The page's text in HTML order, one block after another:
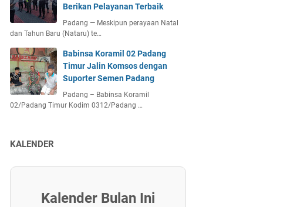
Berikan Pelayanan Terbaik
Padang — Meskipun perayaan Natal
dan Tahun Baru (Nataru) te…
Babinsa Koramil 02 Padang
Timur Jalin Komsos dengan
Suporter Semen Padang
Padang – Babinsa Koramil
02/Padang Timur Kodim 0312/Padang …
KALENDER
Kalender Bulan Ini